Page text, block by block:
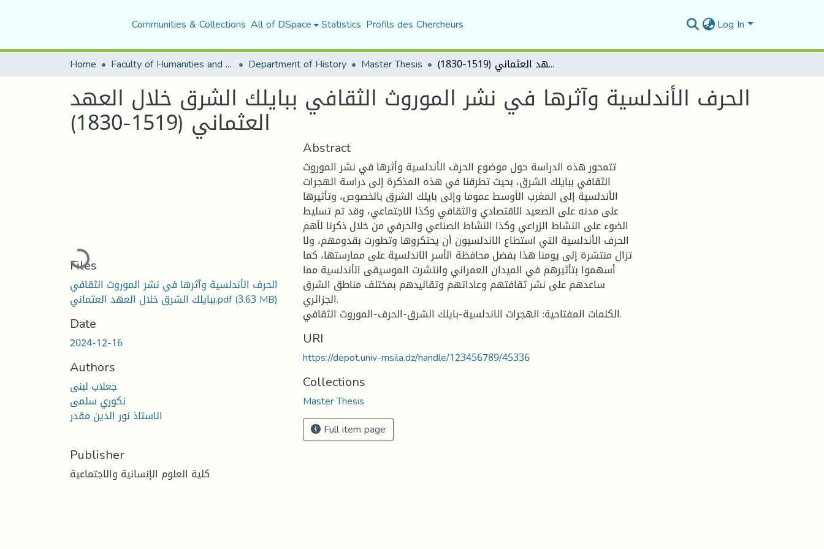
Communities & Collections All of DSpace Statistics Profils des Chercheurs Log In
Home Faculty of Humanities and Social Sciences Department of History Master Thesis الحرف الأندلسية وآثرها في نشر الموروث الثقافي ببايلك الشرق خلال العهد العثماني (1519-1830)
الحرف الأندلسية وآثرها في نشر الموروث الثقافي ببايلك الشرق خلال العهد
العثماني (1519-1830)
Loading...
Files
الحرف الأندلسية وآثرها في نشر الموروث الثقافي
ببايلك الشرق خلال العهد العثماني.pdf(3.63 MB)
Date
2024-12-16
Authors
جعلاب لبنى
نكوري سلمى
الاستاذ نور الدين مقدر
Publisher
كلية العلوم الإنسانية والاجتماعية
Abstract
تتمحور هذه الدراسة حول موضوع الحرف الأندلسية وأثرها في نشر الموروث
الثقافي ببايلك الشرق، بحيث تطرقنا في هذه المذكرة إلى دراسة الهجرات
الأندلسية إلى المغرب الأوسط عموما وإلى بايلك الشرق بالخصوص، وتأثيرها
على مدنه على الصعيد الاقتصادي والثقافي وكذا الاجتماعي، وقد تم تسليط
الضوء على النشاط الزراعي وكذا النشاط الصناعي والحرفي من خلال ذكرنا لأهم
الحرف الأندلسية التي استطاع الاندلسيون أن يحتكروها وتطورت بقدومهم، ولا
تزال منتشرة إلى يومنا هذا بفضل محافظة الأسر الاندلسية على ممارستها، كما
أسهموا بتأثيرهم في الميدان العمراني وانتشرت الموسيقى الأندلسية مما
ساعدهم على نشر ثقافتهم وعاداتهم وتقاليدهم بمختلف مناطق الشرق
الجزائري.
الكلمات المفتاحية: الهجرات الاندلسية-بايلك الشرق-الحرف-الموروث الثقافي.
URI
https://depot.univ-msila.dz/handle/123456789/45336
Collections
Master Thesis
Full item page